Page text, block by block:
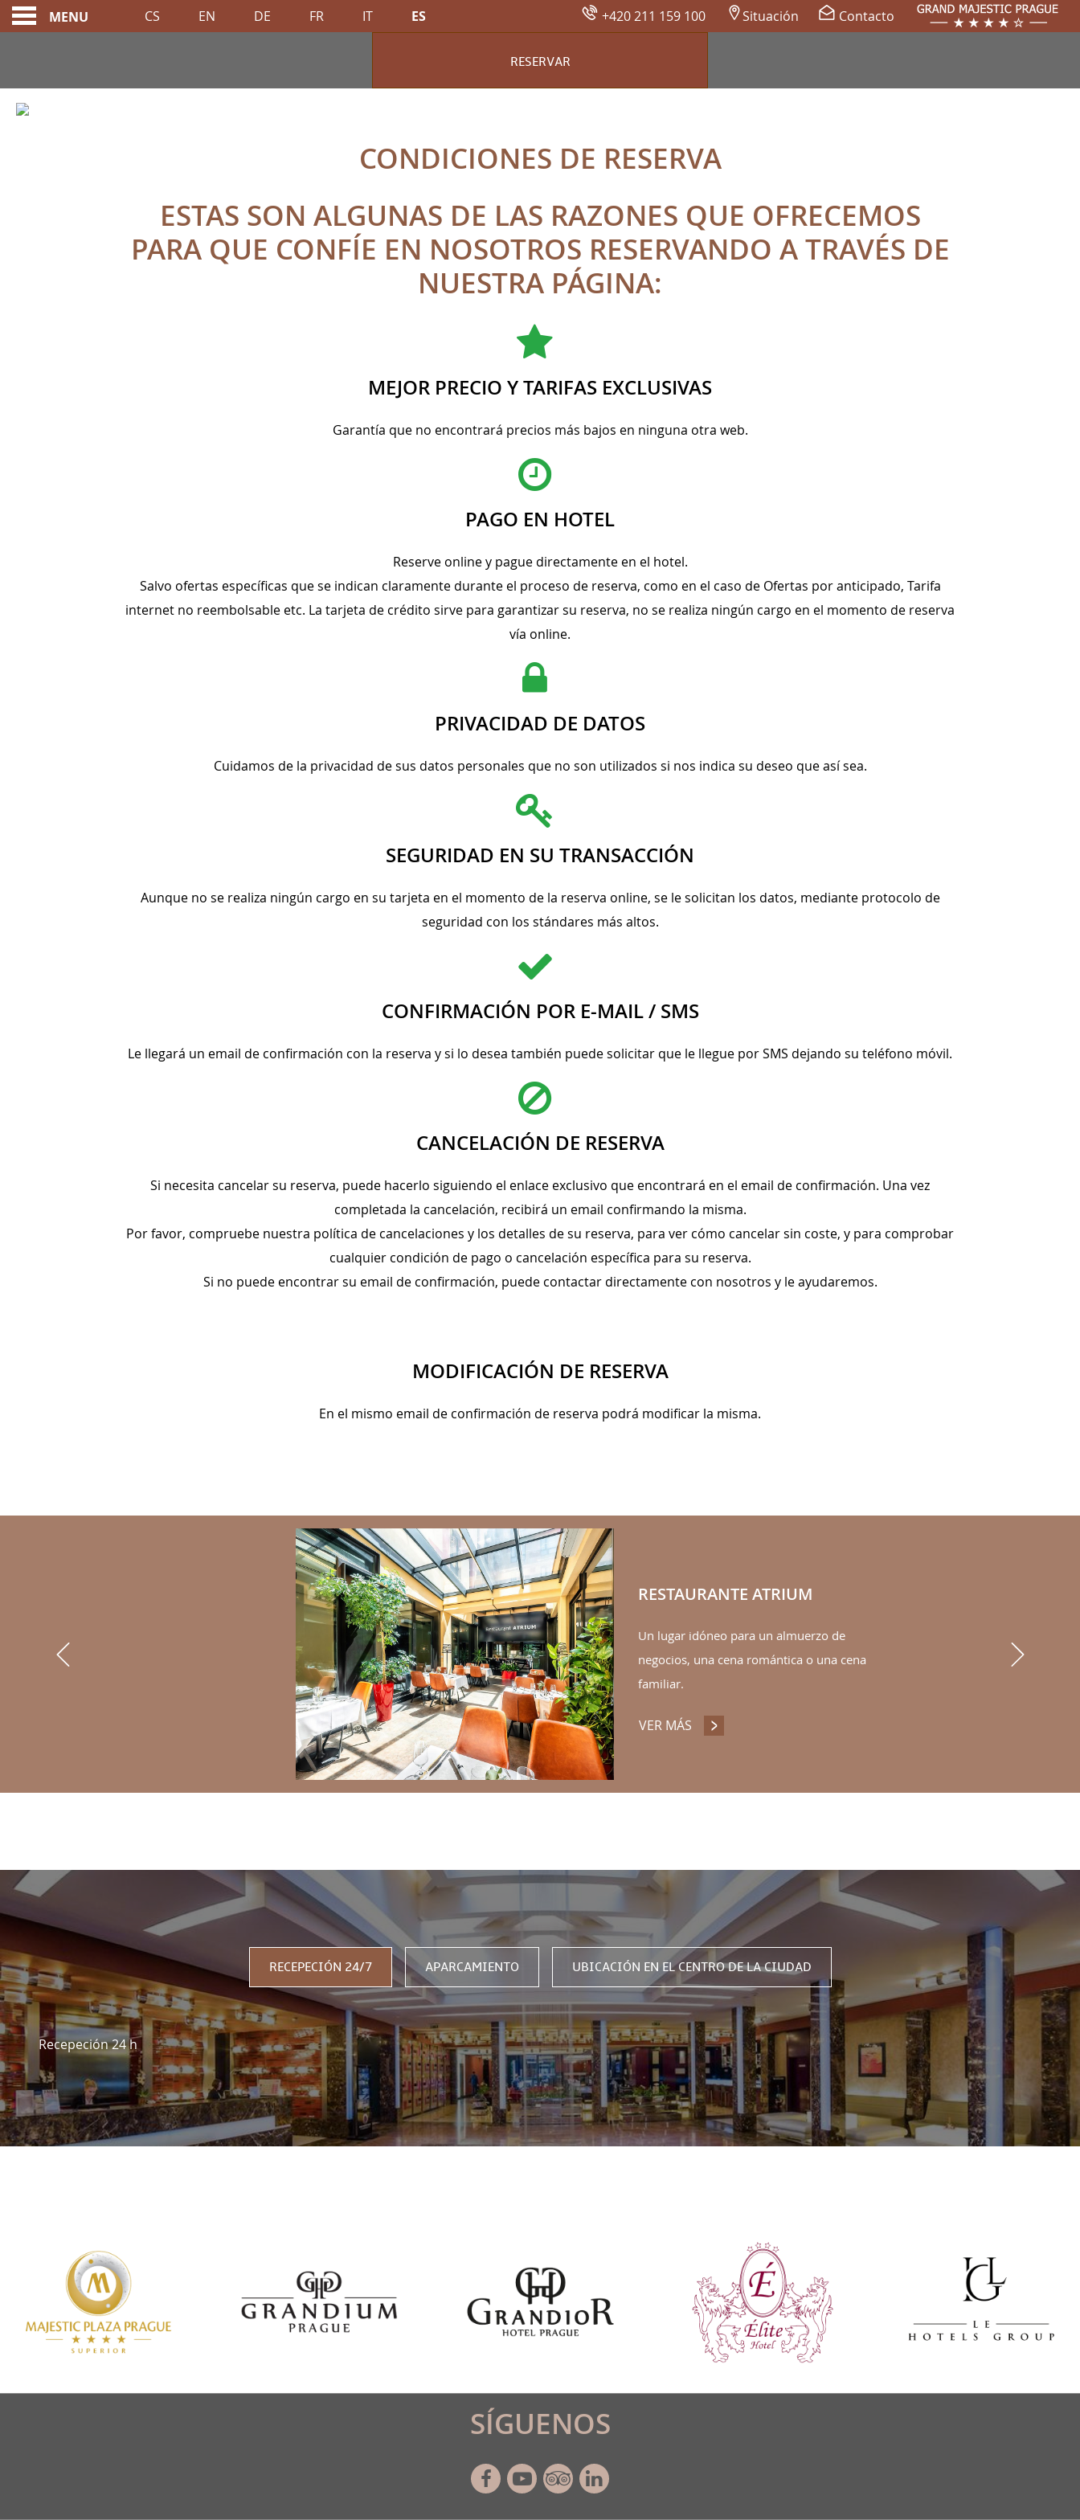
CONDICIONES DE RESERVA
+420 211 159 100 Situación Contacto
MENU CS EN DE FR IT ES
RESERVAR
CONDICIONES DE RESERVA
ESTAS SON ALGUNAS DE LAS RAZONES QUE OFRECEMOS
PARA QUE CONFÍE EN NOSOTROS RESERVANDO A TRAVÉS DE
NUESTRA PÁGINA:
MEJOR PRECIO Y TARIFAS EXCLUSIVAS
Garantía que no encontrará precios más bajos en ninguna otra web.
PAGO EN HOTEL
Reserve online y pague directamente en el hotel.
Salvo ofertas específicas que se indican claramente durante el proceso de reserva, como en el caso de Ofertas por anticipado, Tarifa
internet no reembolsable etc. La tarjeta de crédito sirve para garantizar su reserva, no se realiza ningún cargo en el momento de reserva
vía online.
PRIVACIDAD DE DATOS
Cuidamos de la privacidad de sus datos personales que no son utilizados si nos indica su deseo que así sea.
SEGURIDAD EN SU TRANSACCIÓN
Aunque no se realiza ningún cargo en su tarjeta en el momento de la reserva online, se le solicitan los datos, mediante protocolo de
seguridad con los stándares más altos.
CONFIRMACIÓN POR E-MAIL / SMS
Le llegará un email de confirmación con la reserva y si lo desea también puede solicitar que le llegue por SMS dejando su teléfono móvil.
CANCELACIÓN DE RESERVA
Si necesita cancelar su reserva, puede hacerlo siguiendo el enlace exclusivo que encontrará en el email de confirmación. Una vez
completada la cancelación, recibirá un email confirmando la misma.
Por favor, compruebe nuestra política de cancelaciones y los detalles de su reserva, para ver cómo cancelar sin coste, y para comprobar
cualquier condición de pago o cancelación específica para su reserva.
Si no puede encontrar su email de confirmación, puede contactar directamente con nosotros y le ayudaremos.
MODIFICACIÓN DE RESERVA
En el mismo email de confirmación de reserva podrá modificar la misma.
RESTAURANTE ATRIUM
Un lugar idóneo para un almuerzo de
negocios, una cena romántica o una cena
familiar.
VER MÁS RESTAURANTE ATRIUM
3 RAZONES PARA ALOJARSE CON NOSOTROS
RECEPECIÓN 24/7 APARCAMIENTO UBICACIÓN EN EL CENTRO DE LA CIUDAD
Recepeción 24 h
SÍGUENOS
Facebook
YoutubeTripadvisor
Linkedin